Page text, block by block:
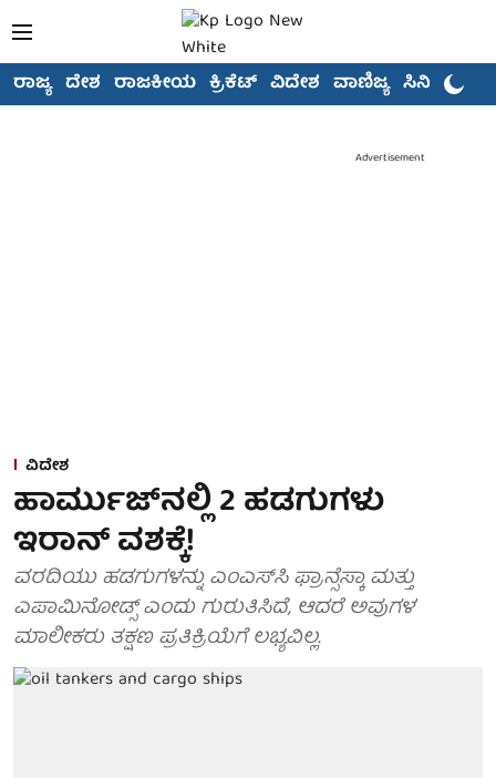
ರಾಜ್ಯ ದೇಶ ರಾಜಕೀಯ ಕ್ರಿಕೆಟ್ ವಿದೇಶ ವಾಣಿಜ್ಯ ಸಿನಿಮಾ
Advertisement
ವಿದೇಶ
ಹಾರ್ಮುಜ್‌ನಲ್ಲಿ 2 ಹಡಗುಗಳು
ಇರಾನ್ ವಶಕ್ಕೆ!
ವರದಿಯು ಹಡಗುಗಳನ್ನು ಎಂಎಸ್‌ಸಿ ಫ್ರಾನ್ಸೆಸ್ಕಾ ಮತ್ತು
ಎಪಾಮಿನೋಡ್ಸ್ ಎಂದು ಗುರುತಿಸಿದೆ, ಆದರೆ ಅವುಗಳ
ಮಾಲೀಕರು ತಕ್ಷಣ ಪ್ರತಿಕ್ರಿಯೆಗೆ ಲಭ್ಯವಿಲ್ಲ.